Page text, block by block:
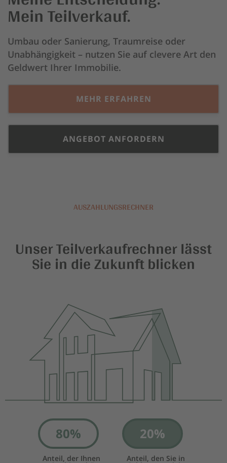
n
e
n
Mein Teilverkauf.
Umbau oder Sanierung, Traumreise oder
Unabhängigkeit – nutzen Sie auf clevere Art den
Geldwert Ihrer Immobilie.
MEHR ERFAHREN
ANGEBOT ANFORDERN
AUSZAHLUNGSRECHNER
Unser Teilverkaufrechner lässt
Sie in die Zukunft blicken